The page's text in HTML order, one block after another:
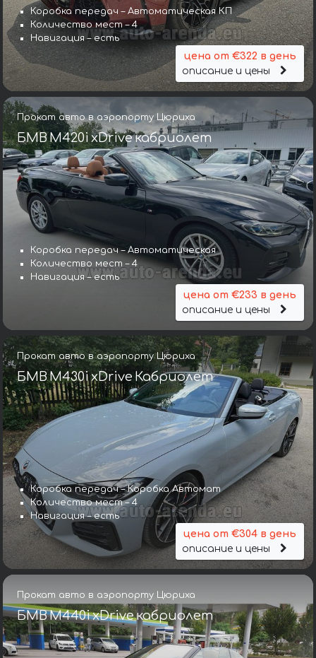
Коробка передач – Автоматическая КП
Количество мест – 4
Навигация – есть
цена от €322 в день
описание и цены
Прокат авто в аэропорту Цюриха
БМВ M420i xDrive кабриолет
Коробка передач – Автоматическая
Количество мест – 4
Навигация – есть
цена от €233 в день
описание и цены
Прокат авто в аэропорту Цюриха
БМВ M430i xDrive Кабриолет
Коробка передач – Коробка Автомат
Количество мест – 4
Навигация – есть
цена от €304 в день
описание и цены
Прокат авто в аэропорту Цюриха
БМВ M440i xDrive кабриолет